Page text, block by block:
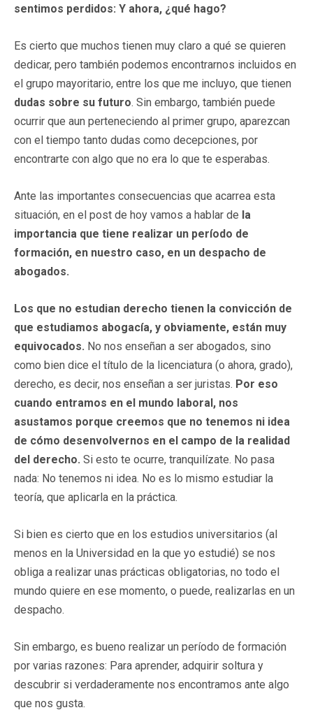
sentimos perdidos: Y ahora, ¿qué hago?
Es cierto que muchos tienen muy claro a qué se quieren
dedicar, pero también podemos encontrarnos incluidos en
el grupo mayoritario, entre los que me incluyo, que tienen
dudas sobre su futuro. Sin embargo, también puede
ocurrir que aun perteneciendo al primer grupo, aparezcan
con el tiempo tanto dudas como decepciones, por
encontrarte con algo que no era lo que te esperabas.
Ante las importantes consecuencias que acarrea esta
situación, en el post de hoy vamos a hablar de la
importancia que tiene realizar un período de
formación, en nuestro caso, en un despacho de
abogados.
Los que no estudian derecho tienen la convicción de
que estudiamos abogacía, y obviamente, están muy
equivocados. No nos enseñan a ser abogados, sino
como bien dice el título de la licenciatura (o ahora, grado),
derecho, es decir, nos enseñan a ser juristas. Por eso
cuando entramos en el mundo laboral, nos
asustamos porque creemos que no tenemos ni idea
de cómo desenvolvernos en el campo de la realidad
del derecho. Si esto te ocurre, tranquilízate. No pasa
nada: No tenemos ni idea. No es lo mismo estudiar la
teoría, que aplicarla en la práctica.
Si bien es cierto que en los estudios universitarios (al
menos en la Universidad en la que yo estudié) se nos
obliga a realizar unas prácticas obligatorias, no todo el
mundo quiere en ese momento, o puede, realizarlas en un
despacho.
Sin embargo, es bueno realizar un período de formación
por varias razones: Para aprender, adquirir soltura y
descubrir si verdaderamente nos encontramos ante algo
que nos gusta.